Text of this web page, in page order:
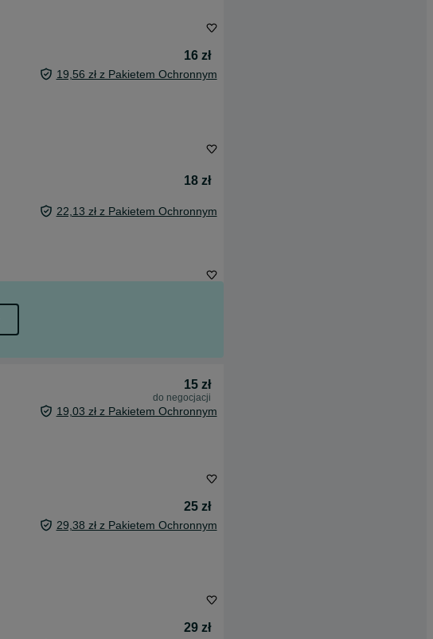
16 zł
19,56 zł z Pakietem Ochronnym
18 zł
22,13 zł z Pakietem Ochronnym
15 zł
do negocjacji
19,03 zł z Pakietem Ochronnym
25 zł
29,38 zł z Pakietem Ochronnym
29 zł